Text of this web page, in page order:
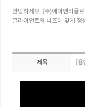
안녕하세요. (주)에이앤티글
클라이언트의 니즈에 맞게 정
제목 [